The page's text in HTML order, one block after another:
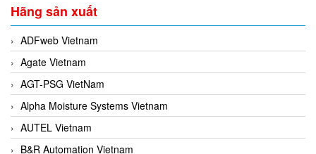
Hãng sản xuất
ADFweb Vietnam
Agate Vietnam
AGT-PSG VietNam
Alpha Moisture Systems Vietnam
AUTEL Vietnam
B&R Automation Vietnam